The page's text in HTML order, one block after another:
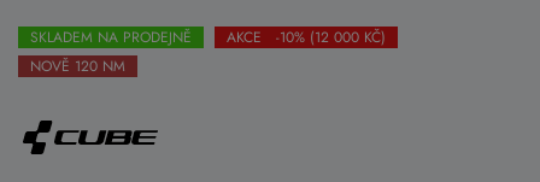
SKLADEM NA PRODEJNĚ
AKCE -10% (12 000 KČ)
NOVĚ 120 NM